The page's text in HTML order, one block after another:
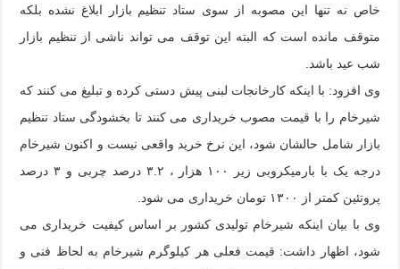
خاص نه تنها این مصوبه از سوی ستاد تنظیم بازار ابلاغ نشده بلکه
متوقف مانده است که البته این توقف می تواند ناشی از تنظیم بازار
شب عید باشد.
وی افزود: با اینکه کارخانجات لبنی پیش دستی کرده و تبلیغ می کنند که
شیرخام را با قیمت مصوب خریداری می کنند تا بخشودگی ستاد تنظیم
بازار شامل حالشان شود، این نرخ خرید واقعی نیست و اکنون شیرخام
درجه یک با بارمیکروبی زیر ۱۰۰ هزار ، ۳.۲ درصد چربی و ۳ درصد
پروتئین کمتر از ۱۳۰۰ تومان خریداری می شود.
وی با بیان اینکه شیرخام تولیدی کشور بر اساس کیفیت خریداری می
شود، اظهار داشت: قیمت فعلی هر کیلوگرم شیرخام به لحاظ فنی و